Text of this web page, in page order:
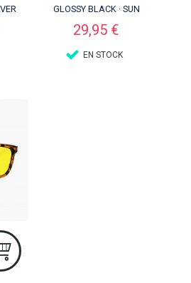
GLOSSY BLACK · SUN
Precio
29,95 €
EN STOCK